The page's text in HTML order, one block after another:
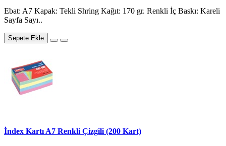
Ebat: A7 Kapak: Tekli Shring Kağıt: 170 gr. Renkli İç Baskı: Kareli
Sayfa Sayı..
Sepete Ekle
İndex Kartı A7 Renkli Çizgili (200 Kart)